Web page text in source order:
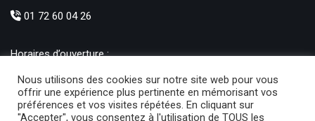
01 72 60 04 26
Horaires d’ouverture :
Mercredi au Samedi : 10h30 – 19h00
Produits
Nous utilisons des cookies sur notre site web pour vous
offrir une expérience plus pertinente en mémorisant vos
préférences et vos visites répétées. En cliquant sur
"Accepter", vous consentez à l'utilisation de TOUS les